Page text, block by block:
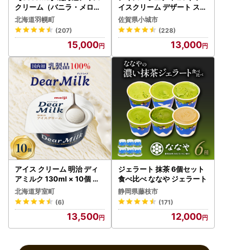
クリーム（バニラ・メロン
各6個セット）【01103】
北海道羽幌町
(207)
15,000
イスクリーム デザート スイ
ーツ B130-062
佐賀県小城市
(228)
13,000
アイス クリーム 明治 ディ
アミルク 130ml × 10個 ア
イス
北海道芽室町
(6)
13,500
ジェラート 抹茶 6個セット
食べ比べ ななや ジェラート
静岡県藤枝市
(171)
12,000